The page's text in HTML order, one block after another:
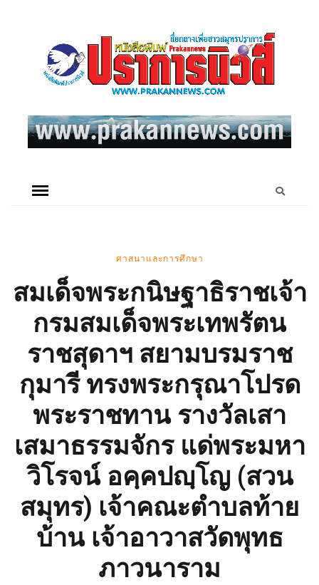
ศาสนาและการศึกษา
สมเด็จพระกนิษฐาธิราชเจ้า
กรมสมเด็จพระเทพรัตน
ราชสุดาฯ สยามบรมราช
กุมารี ทรงพระกรุณาโปรด
พระราชทาน รางวัลเสา
เสมาธรรมจักร แด่พระมหา
วิโรจน์ อคฺคปญฺโญ (สวน
สมุทร) เจ้าคณะตำบลท้าย
บ้าน เจ้าอาวาสวัดพุทธ
ภาวนาราม